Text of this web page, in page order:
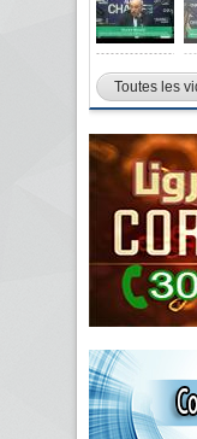
Toutes les